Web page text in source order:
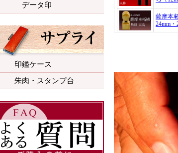
データ印
印鑑ケース
朱肉・スタンプ台